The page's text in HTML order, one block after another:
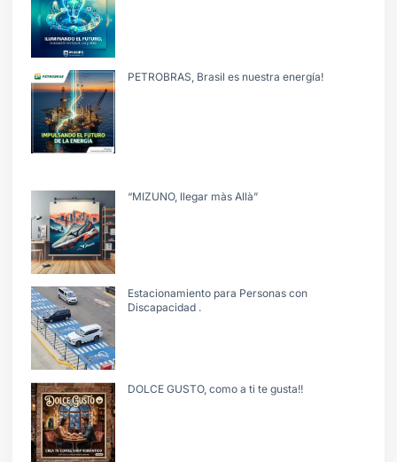
PETROBRAS, Brasil es nuestra energía!
“MIZUNO, llegar màs Allà”
Estacionamiento para Personas con
Discapacidad .
DOLCE GUSTO, como a ti te gusta!!